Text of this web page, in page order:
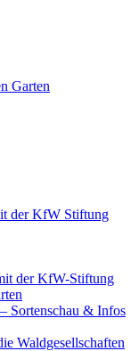
Garten
der KfW Stiftung
der KfW-Stiftung
Sortenschau & Infos
Waldgesellschaften